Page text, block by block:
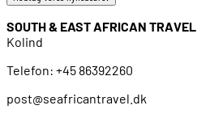
SOUTH & EAST AFRICAN TRAVEL
Kolind
Telefon: +45 86392260
post@seafricantravel.dk